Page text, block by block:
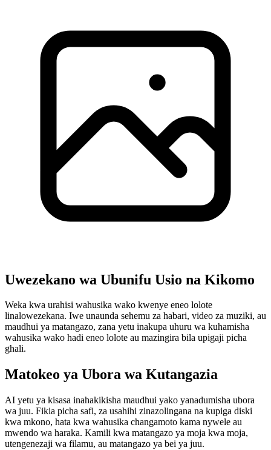
Uwezekano wa Ubunifu Usio na Kikomo
Weka kwa urahisi wahusika wako kwenye eneo lolote
linalowezekana. Iwe unaunda sehemu za habari, video za muziki, au
maudhui ya matangazo, zana yetu inakupa uhuru wa kuhamisha
wahusika wako hadi eneo lolote au mazingira bila upigaji picha
ghali.
Matokeo ya Ubora wa Kutangazia
AI yetu ya kisasa inahakikisha maudhui yako yanadumisha ubora
wa juu. Fikia picha safi, za usahihi zinazolingana na kupiga diski
kwa mkono, hata kwa wahusika changamoto kama nywele au
mwendo wa haraka. Kamili kwa matangazo ya moja kwa moja,
utengenezaji wa filamu, au matangazo ya bei ya juu.